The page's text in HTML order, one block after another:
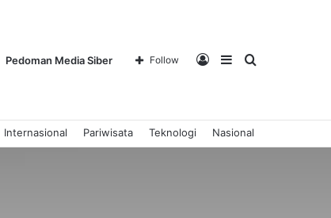
Pedoman Media Siber Search
Sidebar
Log
Follow
Internasional Pariwisata Teknologi Nasional